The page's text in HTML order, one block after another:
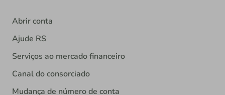
Abrir conta
Ajude RS
Serviços ao mercado financeiro
Canal do consorciado
Mudança de número de conta